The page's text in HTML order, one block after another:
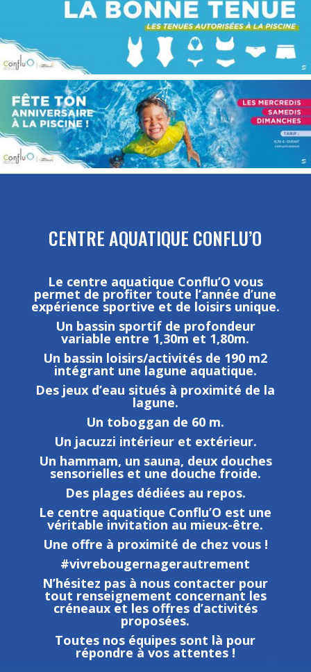
CENTRE AQUATIQUE CONFLU’O
Le centre aquatique Conflu’O vous
permet de profiter toute l’année d’une
expérience sportive et de loisirs unique.
Un bassin sportif de profondeur
variable entre 1,30m et 1,80m.
Un bassin loisirs/activités de 190 m2
intégrant une lagune aquatique.
Des jeux d’eau situés à proximité de la
lagune.
Un toboggan de 60 m.
Un jacuzzi intérieur et extérieur.
Un hammam, un sauna, deux douches
sensorielles et une douche froide.
Des plages dédiées au repos.
Le centre aquatique Conflu’O est une
véritable invitation au mieux-être.
Une offre à proximité de chez vous !
#vivrebougernagerautrement
N’hésitez pas à nous contacter pour
tout renseignement concernant les
créneaux et les offres d’activités
proposées.
Toutes nos équipes sont là pour
répondre à vos attentes !